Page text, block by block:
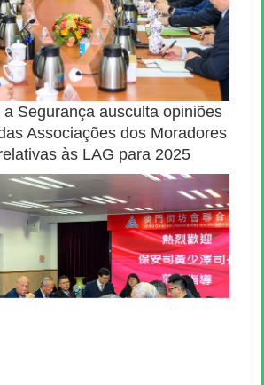
Segurança ausculta opiniões
Associações dos Moradores
às LAG para 2025